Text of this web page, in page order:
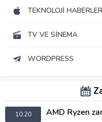
TEKNOLOJI
TV VE SINEMA
WORDPRESS
10:20 AMD Ryzen